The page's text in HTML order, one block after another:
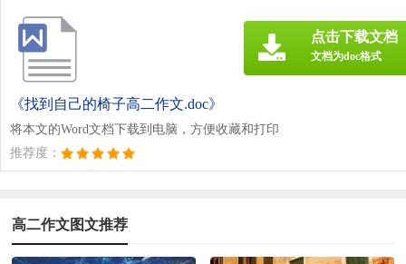
《找到自己的椅子高二作文.doc》
将本文的Word文档下载到电脑，方便收藏和打印
推荐度：
点击下载文档
文档为doc格式
高二作文图文推荐